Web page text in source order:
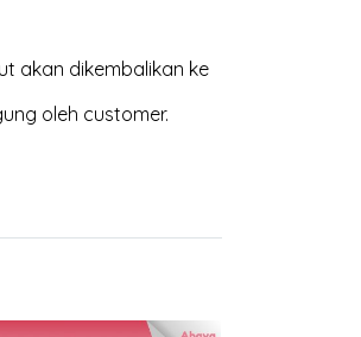
akan dikembalikan ke
oleh customer.